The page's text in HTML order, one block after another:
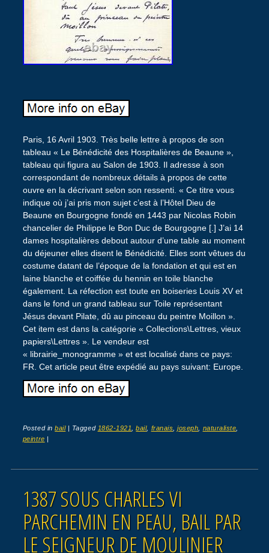
Paris, 16 Avril 1903. Très belle lettre à propos de son
tableau « Le Bénédicité des Hospitalières de Beaune »,
tableau qui figura au Salon de 1903. Il adresse à son
correspondant de nombreux détails à propos de cette
ouvre en la décrivant selon son ressenti. « Ce titre vous
indique où j’ai pris mon sujet c’est à l’Hôtel Dieu de
Beaune en Bourgogne fondé en 1443 par Nicolas Robin
chancelier de Philippe le Bon Duc de Bourgogne [.] J’ai 14
dames hospitalières debout autour d’une table au moment
du déjeuner elles disent le Bénédicité. Elles sont vêtues du
costume datant de l’époque de la fondation et qui est en
laine blanche et coiffée du hennin en toile blanche
également. La réfection est toute en boiseries Louis XV et
dans le fond un grand tableau sur Toile représentant
Jésus devant Pilate, dû au pinceau du peintre Moillon ».
Cet item est dans la catégorie « Collections\Lettres, vieux
papiers\Lettres ». Le vendeur est
« librairie_monogramme » et est localisé dans ce pays:
FR. Cet article peut être expédié au pays suivant: Europe.
Posted inbail Tagged 1862-1921 ,bail, franais ,joseph naturaliste
peintre
1387 SOUS CHARLES VI
PARCHEMIN EN PEAU, BAIL PAR
LE SEIGNEUR DE MOULINIER